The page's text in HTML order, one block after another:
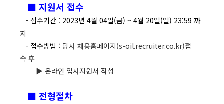
■ 지원서 접수
- 접수기간 : 2023년 4월 04일(금) ~ 4월 20일(일) 23:59 까
지
- 접수방법 : 당사 채용홈페이지(s-oil.recruiter.co.kr)접
속 후
▶ 온라인 입사지원서 작성
■ 전형절차